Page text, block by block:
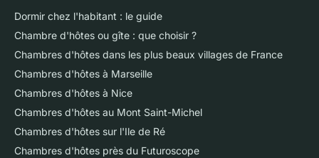
Dormir chez l'habitant : le guide
Chambre d'hôtes ou gîte : que choisir ?
Chambres d'hôtes dans les plus beaux villages de France
Chambres d'hôtes à Marseille
Chambres d'hôtes à Nice
Chambres d'hôtes au Mont Saint-Michel
Chambres d'hôtes sur l'Ile de Ré
Chambres d'hôtes près du Futuroscope